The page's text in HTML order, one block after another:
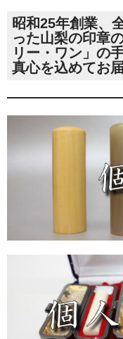
昭和25年創業、
った山梨の印章
リー・ワン」の
真心を込めてお